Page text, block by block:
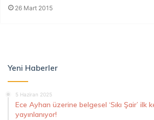
26 Mart 2015
Yeni Haberler
5 Haziran 2025
Ece Ayhan üzerine belgesel ‘Sıkı Şair’ ilk
yayınlanıyor!